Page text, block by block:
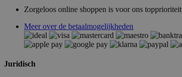
Zorgeloos online shoppen is voor ons topprioriteit
Meer over de betaalmogelijkheden
Juridisch